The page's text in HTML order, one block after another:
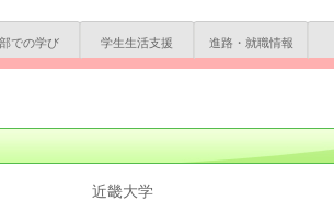
での学び 学生生活支援 進路・就職情報
近畿大学